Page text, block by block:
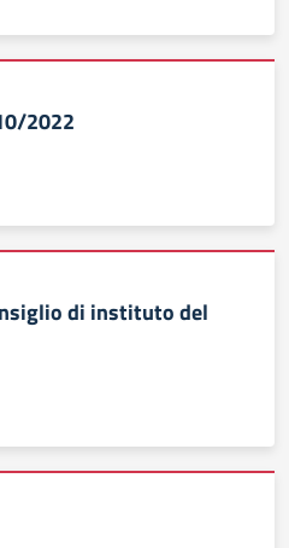
2022
di instituto del